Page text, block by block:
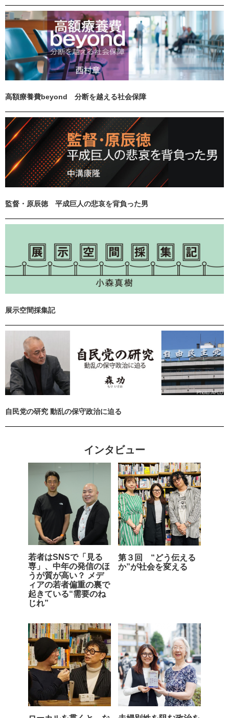
高額療養費beyond 分断を越える社会保障
監督・原辰徳 平成巨人の悲哀を背負った男
展示空間採集記
自民党の研究 動乱の保守政治に迫る
インタビュー
若者はSNSで「見る
専」、中年の発信のほ
うが質が高い？ メデ
ィアの若者偏重の裏で
起きている“需要のね
じれ”
第３回 “どう伝える
か”が社会を変える